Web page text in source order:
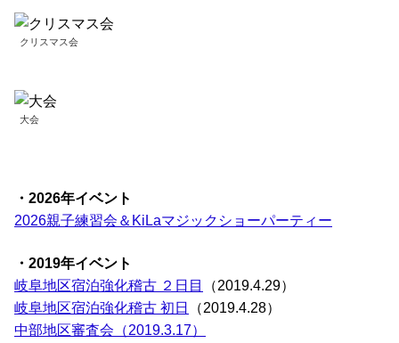
クリスマス会
大会
・2026年イベント
2026親子練習会＆KiLaマジックショーパーティー
・2019年イベント
岐阜地区宿泊強化稽古 ２日目
（2019.4.29）
岐阜地区宿泊強化稽古 初日
（2019.4.28）
中部地区審査会（2019.3.17）